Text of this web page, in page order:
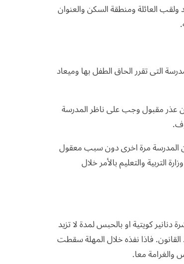
العائلة ومنطقة السكن والعنوان
التى تقرر الحاق الطفل بها وميعاد
عذر مقبول وجب على ناظر المدرسة
المدرسة مرة اخرى دون سبب معقول
التربية والتعليم بالأمر خلال
كويتية او بالحبس لمدة لا تزيد
فاذا نفذه خلال المهلة سقطت
والغرامة معا.